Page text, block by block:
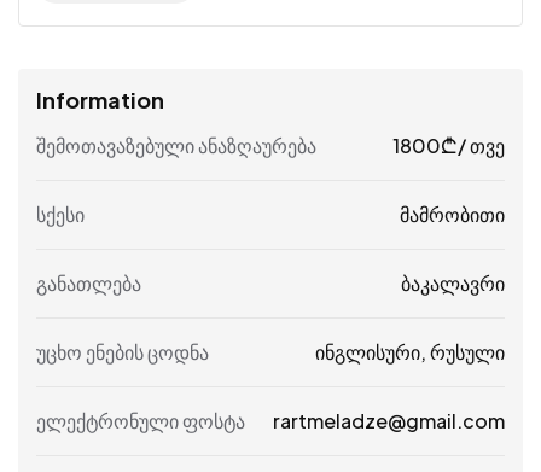
Information
შემოთავაზებული ანაზღაურება 1800₾/ თვე
სქესი მამრობითი
განათლება ბაკალავრი
უცხო ენების ცოდნა ინგლისური, რუსული
ელექტრონული ფოსტა rartmeladze@gmail.com